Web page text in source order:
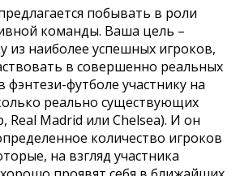
побывать в роли
команды. Ваша цель –
из наиболее успешных игроков,
в совершенно реальных
фэнтези-футболе участнику на
реально существующих
Real Madrid или Chelsea). И он
количество игроков
на взгляд участника